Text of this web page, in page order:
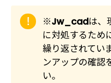
※Jw_cadは、
に対処するため
繰り返されてい
ンアップの確認
い。